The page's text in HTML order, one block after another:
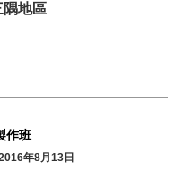
隅地區
作班
年8月13日